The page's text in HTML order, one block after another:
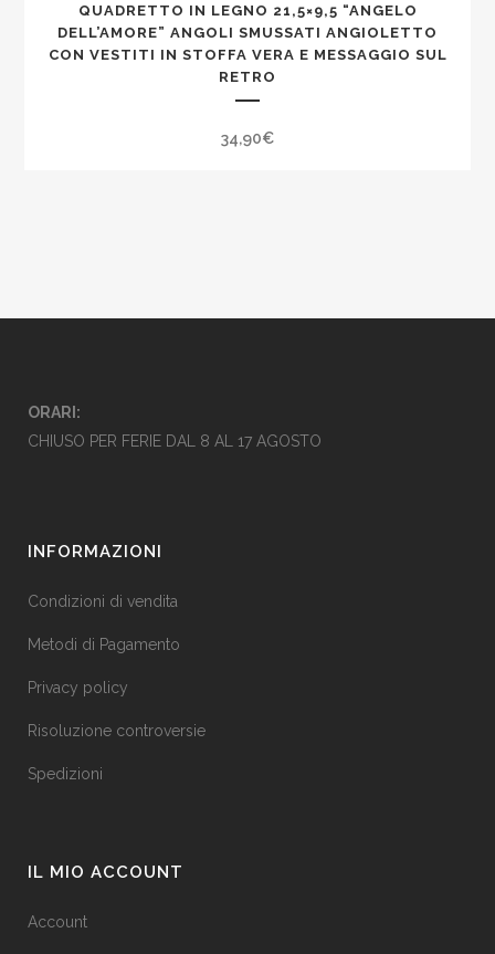
QUADRETTO IN LEGNO 21,5×9,5 “ANGELO
DELL’AMORE” ANGOLI SMUSSATI ANGIOLETTO
CON VESTITI IN STOFFA VERA E MESSAGGIO SUL
RETRO
34,90€
ORARI:
CHIUSO PER FERIE DAL 8 AL 17 AGOSTO
INFORMAZIONI
Condizioni di vendita
Metodi di Pagamento
Privacy policy
Risoluzione controversie
Spedizioni
IL MIO ACCOUNT
Account